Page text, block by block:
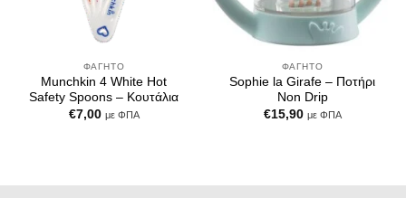
ΦΑΓΗΤΌ
Munchkin 4 White Hot
Safety Spoons – Κουτάλια
€7,00 με ΦΠΑ
ΦΑΓΗΤΌ
Sophie la Girafe – Ποτήρι
Non Drip
€15,90 με ΦΠΑ